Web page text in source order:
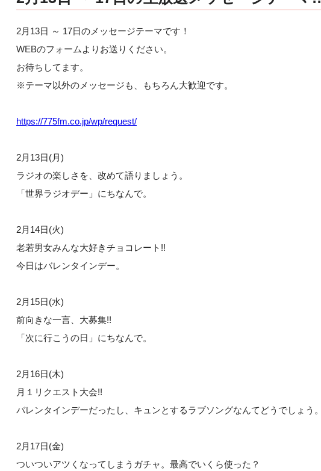
2月13日 ～ 17日のメッセージテーマです！
WEBのフォームよりお送りください。
お待ちしてます。
※テーマ以外のメッセージも、もちろん大歓迎です。
https://775fm.co.jp/wp/request/
2月13日(月)
ラジオの楽しさを、改めて語りましょう。
「世界ラジオデー」にちなんで。
2月14日(火)
老若男女みんな大好きチョコレート!!
今日はバレンタインデー。
2月15日(水)
前向きな一言、大募集!!
「次に行こうの日」にちなんで。
2月16日(木)
月１リクエスト大会!!
バレンタインデーだったし、キュンとするラブソングなんてどうでしょう。
2月17日(金)
ついついアツくなってしまうガチャ。最高でいくら使った？